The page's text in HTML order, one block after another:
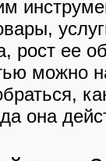
рост ее
можно
она